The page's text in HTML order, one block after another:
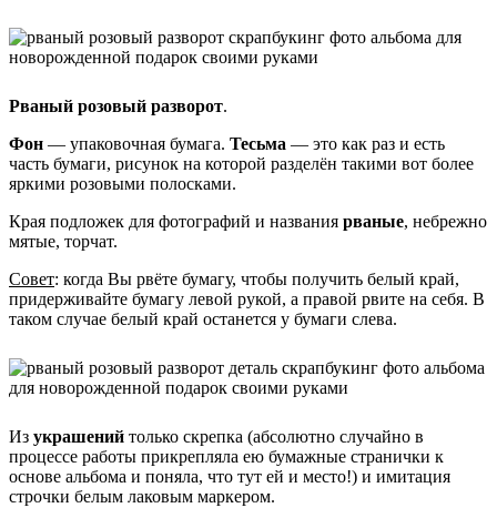
Рваный розовый разворот.
Фон — упаковочная бумага. Тесьма — это как раз и есть
часть бумаги, рисунок на которой разделён такими вот более
яркими розовыми полосками.
Края подложек для фотографий и названия рваные, небрежно
мятые, торчат.
Совет: когда Вы рвёте бумагу, чтобы получить белый край,
придерживайте бумагу левой рукой, а правой рвите на себя. В
таком случае белый край останется у бумаги слева.
Из украшений только скрепка (абсолютно случайно в
процессе работы прикрепляла ею бумажные странички к
основе альбома и поняла, что тут ей и место!) и имитация
строчки белым лаковым маркером.